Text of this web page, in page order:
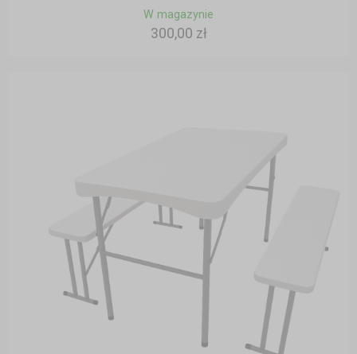
W magazynie
300,00 zł